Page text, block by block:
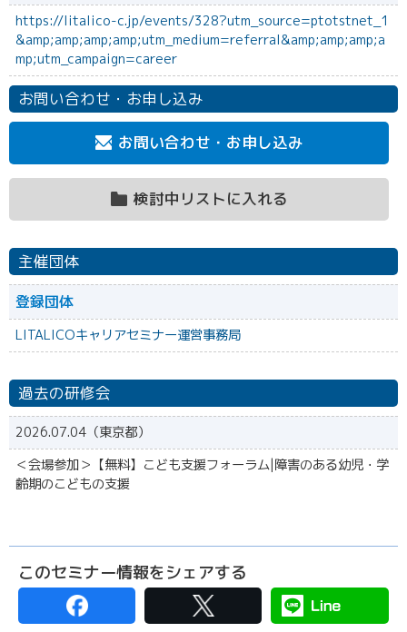
https://litalico-c.jp/events/328?utm_source=ptotstnet_1
&amp;amp;amp;amp;utm_medium=referral&amp;amp;amp;a
mp;utm_campaign=career
お問い合わせ・お申し込み
お問い合わせ・お申し込み
検討中リストに入れる
主催団体
登録団体
LITALICOキャリアセミナー運営事務局
過去の研修会
2026.07.04（東京都）
＜会場参加＞【無料】こども支援フォーラム|障害のある幼児・学
齢期のこどもの支援
このセミナー情報をシェアする